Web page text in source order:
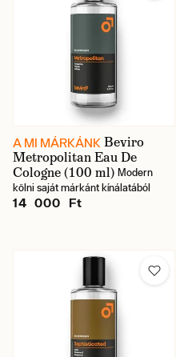
Raktáron
A MI MÁRKÁNK Beviro
Metropolitan Eau De
Cologne (100 ml) Modern
kölni saját márkánt kínálatából
14 000 Ft